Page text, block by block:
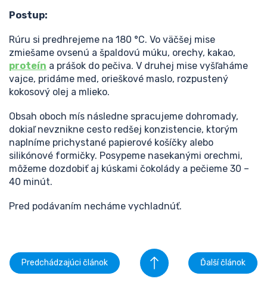
Postup:
Rúru si predhrejeme na 180 °C. Vo väčšej mise
zmiešame ovsenú a špaldovú múku, orechy, kakao,
proteín a prášok do pečiva. V druhej mise vyšľaháme
vajce, pridáme med, orieškové maslo, rozpustený
kokosový olej a mlieko.
Obsah oboch mís následne spracujeme dohromady,
dokiaľ nevznikne cesto redšej konzistencie, ktorým
naplníme prichystané papierové košíčky alebo
silikónové formičky. Posypeme nasekanými orechmi,
môžeme dozdobiť aj kúskami čokolády a pečieme 30 –
40 minút.
Pred podávaním necháme vychladnúť.
Predchádzajúci článok Ďalší článok